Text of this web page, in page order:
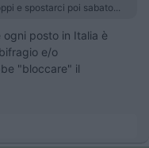
e spostarci poi sabato...
posto in Italia è
e/o
"bloccare" il